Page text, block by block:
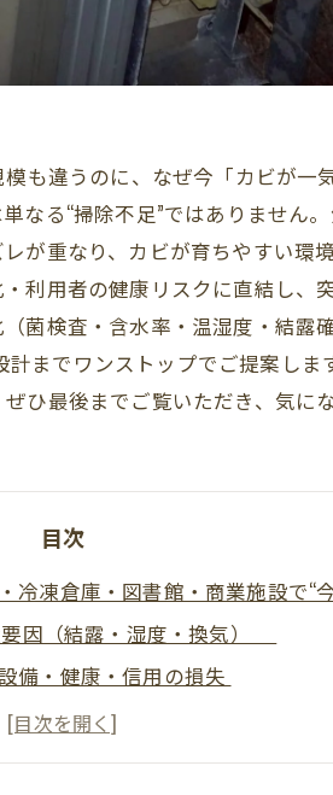
も違うのに、なぜ今「カビが
る“掃除不足”ではありません
が重なり、カビが育ちやすい環
利用者の健康リスクに直結し、
菌検査・含水率・温湿度・結露
までワンストップでご提案し
ひ最後までご覧いただき、気に
目次
冷凍倉庫・図書館・商業施設で“
要因（結露・湿度・換気）
備・健康・信用の損失
出やすい“要注意ゾーン”と原因
む“見えない汚染”の正体